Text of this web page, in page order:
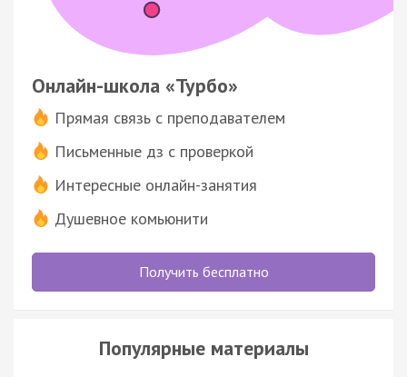
Онлайн-школа «Турбо»
Прямая связь с преподавателем
Письменные дз с проверкой
Интересные онлайн-занятия
Душевное комьюнити
Получить бесплатно
Популярные материалы